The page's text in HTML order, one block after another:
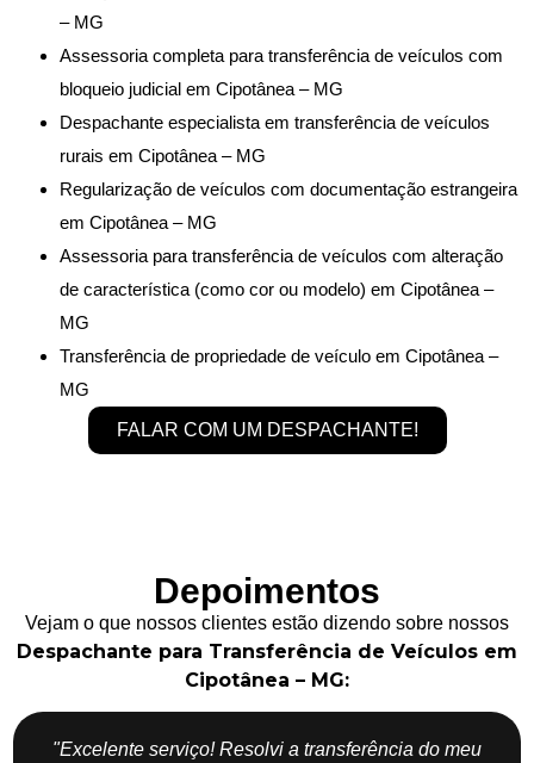
– MG
Assessoria completa para transferência de veículos com
bloqueio judicial em Cipotânea – MG
Despachante especialista em transferência de veículos
rurais em Cipotânea – MG
Regularização de veículos com documentação estrangeira
em Cipotânea – MG
Assessoria para transferência de veículos com alteração
de característica (como cor ou modelo) em Cipotânea –
MG
Transferência de propriedade de veículo em Cipotânea –
MG
FALAR COM UM DESPACHANTE!
Depoimentos
Vejam o que nossos clientes estão dizendo sobre nossos
Despachante para Transferência de Veículos em
Cipotânea – MG:
"Excelente serviço! Resolvi a transferência do meu